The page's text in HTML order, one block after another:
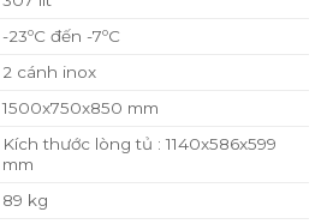
-23ºC đến -7ºC
2 cánh inox
1500x750x850 mm
Kích thước lòng tủ : 1140x586x599
mm
89 kg